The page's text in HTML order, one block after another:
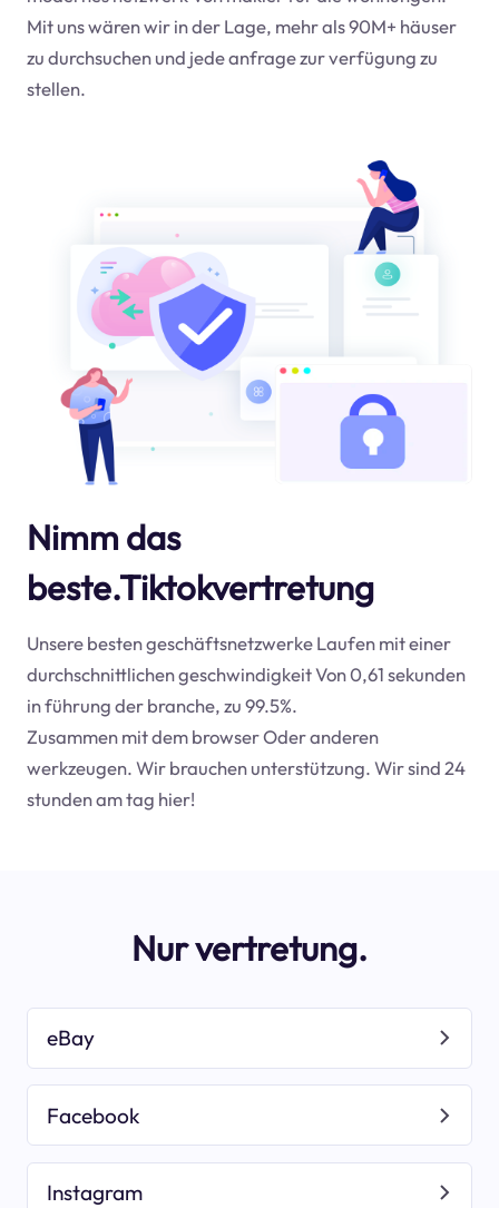
Mit uns wären wir in der Lage, mehr als 90M+ häuser
zu durchsuchen und jede anfrage zur verfügung zu
stellen.
Nimm das
beste.Tiktokvertretung
Unsere besten geschäftsnetzwerke Laufen mit einer
durchschnittlichen geschwindigkeit Von 0,61 sekunden
in führung der branche, zu 99.5%.
Zusammen mit dem browser Oder anderen
werkzeugen. Wir brauchen unterstützung. Wir sind 24
stunden am tag hier!
Nur vertretung.
eBay
Facebook
Instagram